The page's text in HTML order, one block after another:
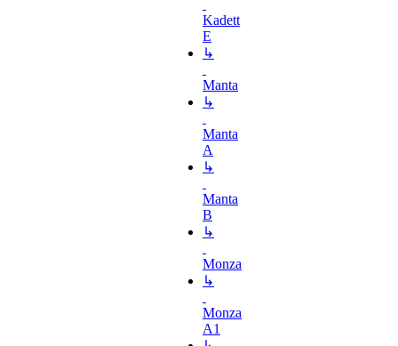
Kadett
E
↳
Manta
↳
Manta
A
↳
Manta
B
↳
Monza
↳
Monza
A1